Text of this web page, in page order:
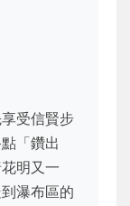
受信賢步
「鑽出
明又一
瀑布區的